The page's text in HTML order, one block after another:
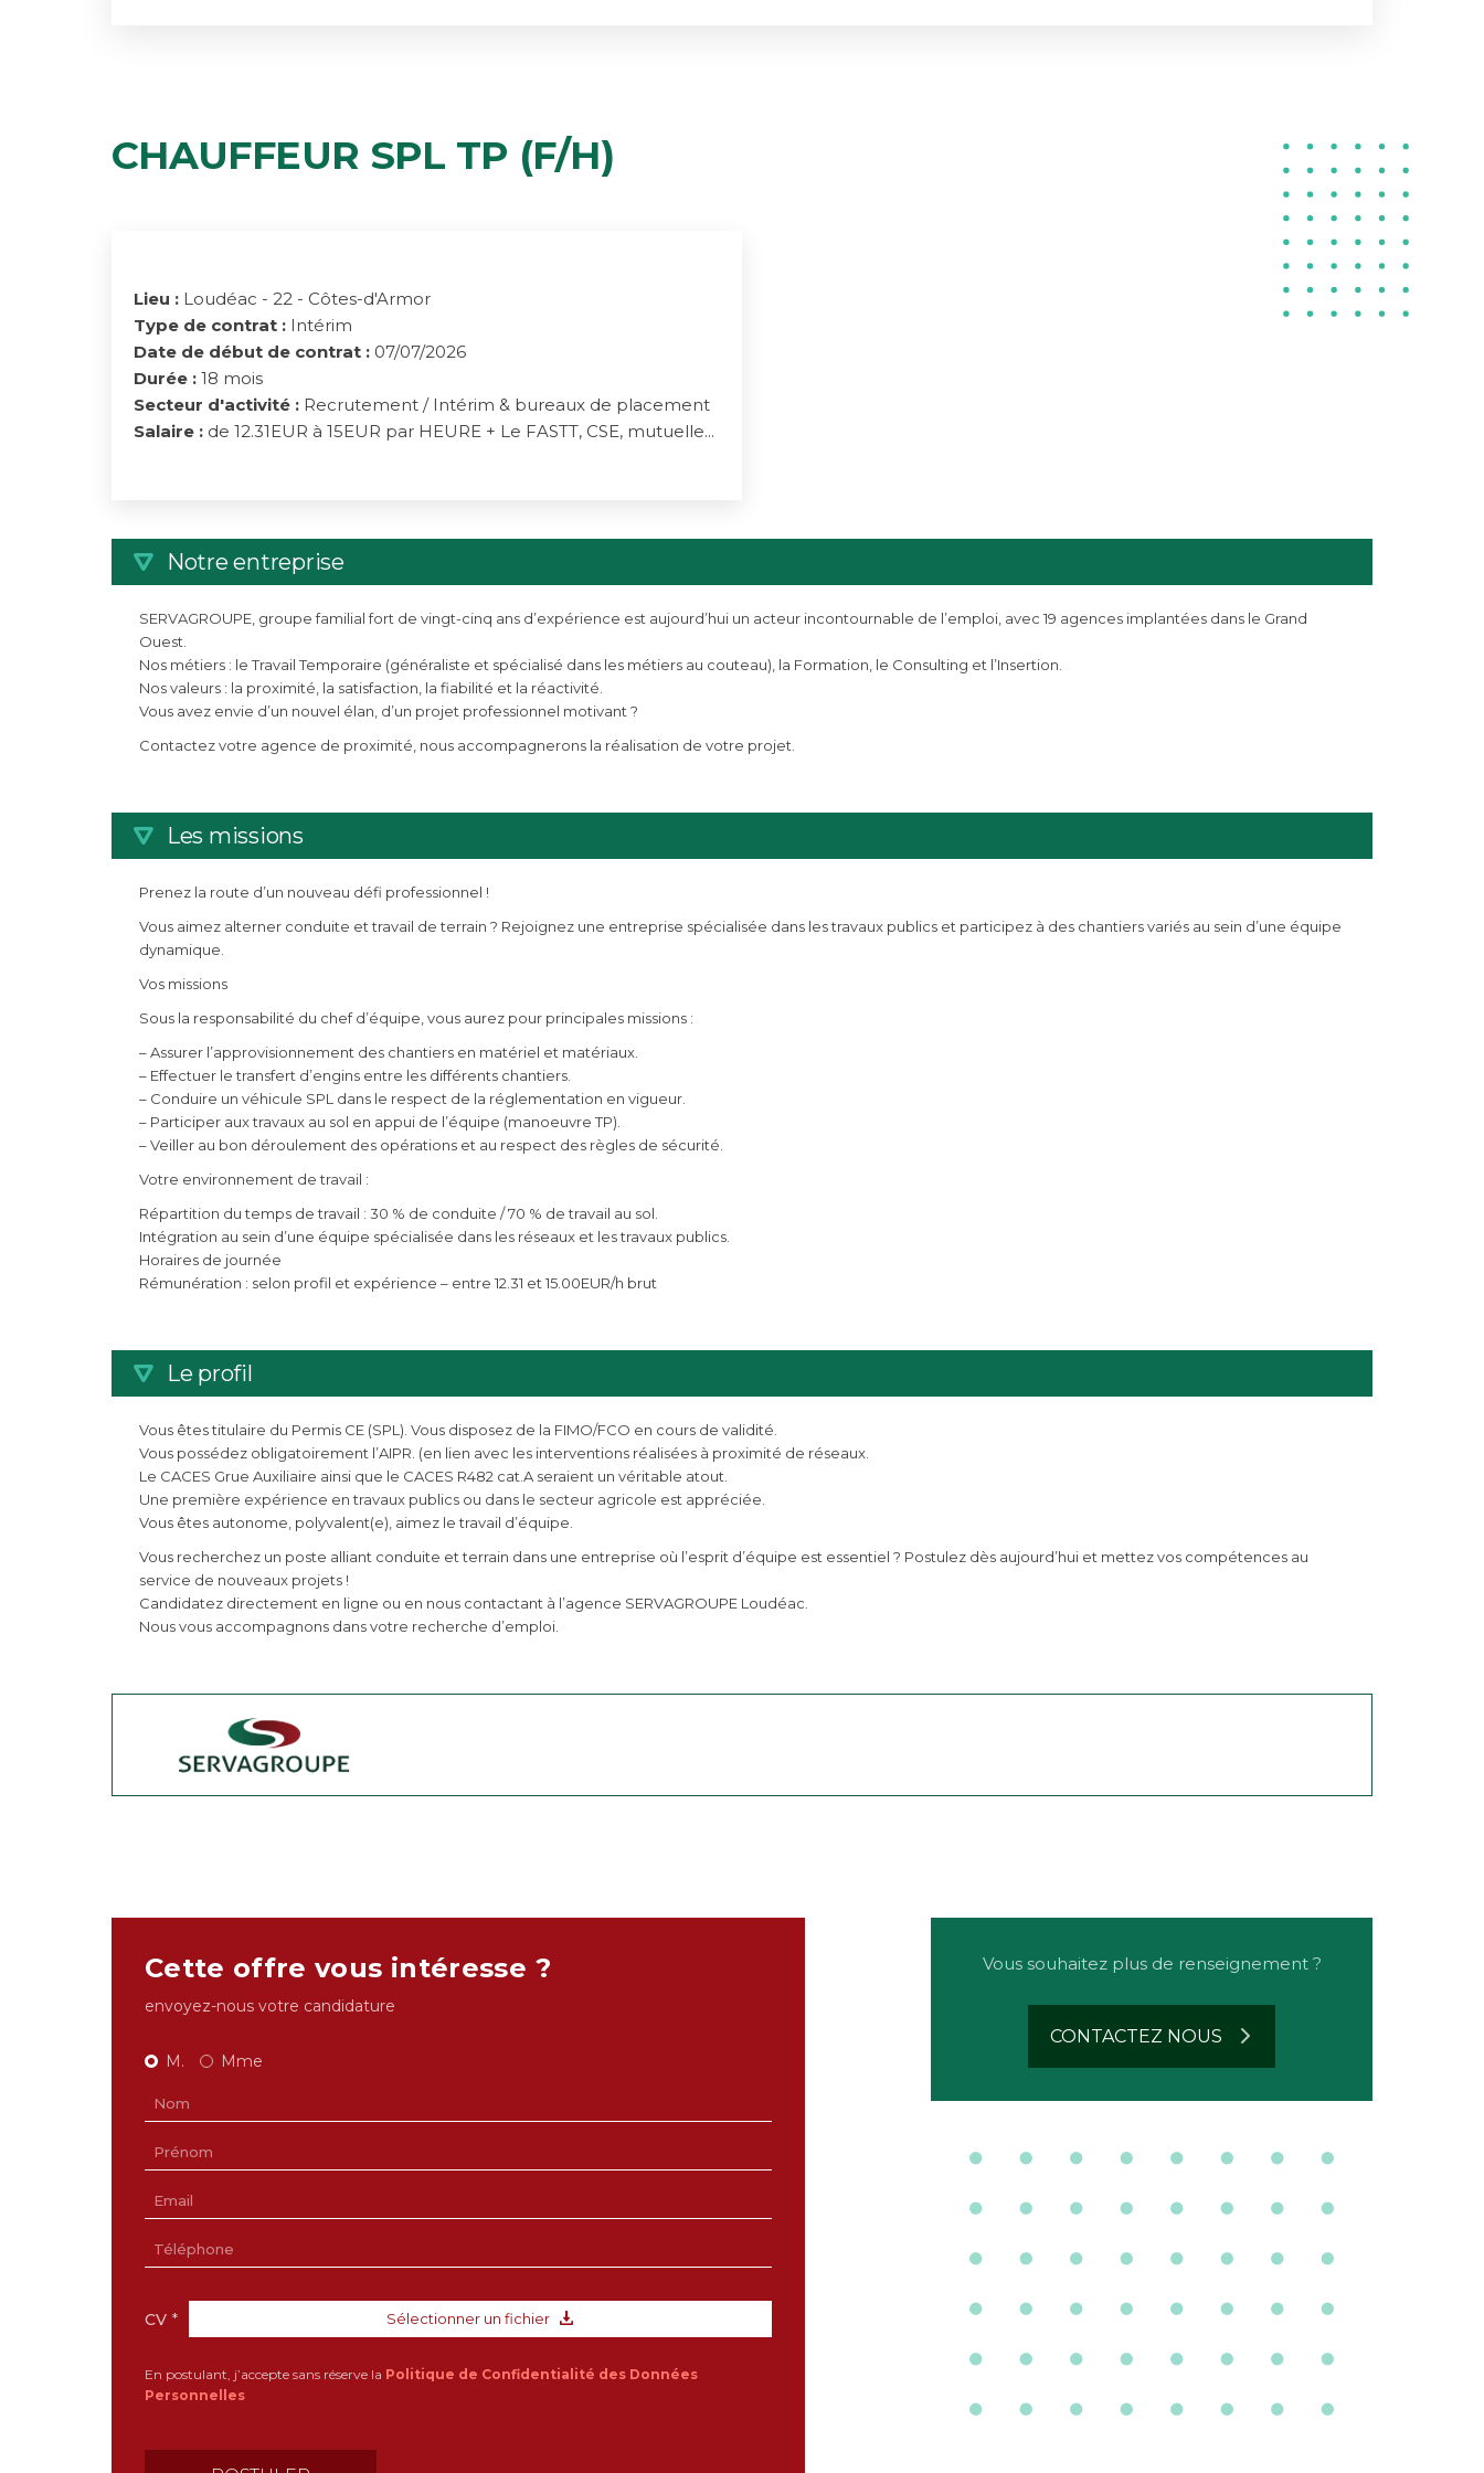
CHAUFFEUR SPL TP (F/H)
Lieu :Loudéac - 22 - Côtes-d'Armor
Type de contrat :Intérim
Date de début de contrat :07/07/2026
Durée :18 mois
Secteur d'activité :Recrutement / Intérim & bureaux de placement
Salaire :de 12.31EUR à 15EUR par HEURE + Le FASTT, CSE, mutuelle...
Notre entreprise
SERVAGROUPE, groupe familial fort de vingt-cinq ans d’expérience est aujourd’hui un acteur incontournable de l’emploi, avec 19 agences implantées dans le Grand
Ouest.
Nos métiers : le Travail Temporaire (généraliste et spécialisé dans les métiers au couteau), la Formation, le Consulting et l’Insertion.
Nos valeurs : la proximité, la satisfaction, la fiabilité et la réactivité.
Vous avez envie d’un nouvel élan, d’un projet professionnel motivant ?
Contactez votre agence de proximité, nous accompagnerons la réalisation de votre projet.
Les missions
Prenez la route d’un nouveau défi professionnel !
Vous aimez alterner conduite et travail de terrain ? Rejoignez une entreprise spécialisée dans les travaux publics et participez à des chantiers variés au sein d’une équipe
dynamique.
Vos missions
Sous la responsabilité du chef d’équipe, vous aurez pour principales missions :
– Assurer l’approvisionnement des chantiers en matériel et matériaux.
– Effectuer le transfert d’engins entre les différents chantiers.
– Conduire un véhicule SPL dans le respect de la réglementation en vigueur.
– Participer aux travaux au sol en appui de l’équipe (manoeuvre TP).
– Veiller au bon déroulement des opérations et au respect des règles de sécurité.
Votre environnement de travail :
Répartition du temps de travail : 30 % de conduite / 70 % de travail au sol.
Intégration au sein d’une équipe spécialisée dans les réseaux et les travaux publics.
Horaires de journée
Rémunération : selon profil et expérience – entre 12.31 et 15.00EUR/h brut
Le profil
Vous êtes titulaire du Permis CE (SPL). Vous disposez de la FIMO/FCO en cours de validité.
Vous possédez obligatoirement l’AIPR. (en lien avec les interventions réalisées à proximité de réseaux.
Le CACES Grue Auxiliaire ainsi que le CACES R482 cat.A seraient un véritable atout.
Une première expérience en travaux publics ou dans le secteur agricole est appréciée.
Vous êtes autonome, polyvalent(e), aimez le travail d’équipe.
Vous recherchez un poste alliant conduite et terrain dans une entreprise où l’esprit d’équipe est essentiel ? Postulez dès aujourd’hui et mettez vos compétences au
service de nouveaux projets !
Candidatez directement en ligne ou en nous contactant à l’agence SERVAGROUPE Loudéac.
Nous vous accompagnons dans votre recherche d’emploi.
Cette offre vous intéresse ?
envoyez-nous votre candidature
M. Mme
CV * Sélectionner un fichier
En postulant, j’accepte sans réserve la Politique de Confidentialité des Données
Personnelles
Vous souhaitez plus de renseignement ?
CONTACTEZ NOUS n